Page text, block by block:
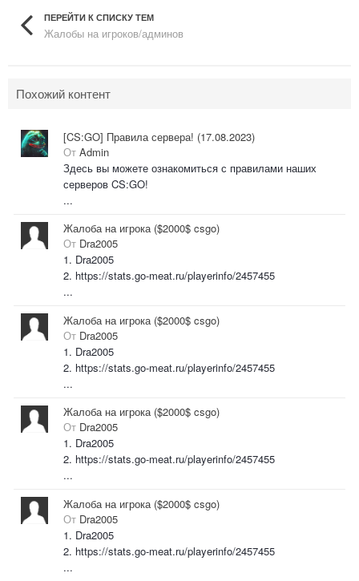
ПЕРЕЙТИ К СПИСКУ ТЕМ
Жалобы на игроков/админов
Похожий контент
[CS:GO] Правила сервера! (17.08.2023)
От Admin
Здесь вы можете ознакомиться с правилами наших
серверов CS:GO!
...
Жалоба на игрока ($2000$ csgo)
От Dra2005
1. Dra2005
2. https://stats.go-meat.ru/playerinfo/2457455
...
Жалоба на игрока ($2000$ csgo)
От Dra2005
1. Dra2005
2. https://stats.go-meat.ru/playerinfo/2457455
...
Жалоба на игрока ($2000$ csgo)
От Dra2005
1. Dra2005
2. https://stats.go-meat.ru/playerinfo/2457455
...
Жалоба на игрока ($2000$ csgo)
От Dra2005
1. Dra2005
2. https://stats.go-meat.ru/playerinfo/2457455
...